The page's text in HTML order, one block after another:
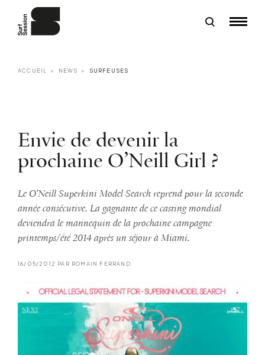
ACCUEIL NEWS SURFEUSES
Envie de devenir la
prochaine O’Neill Girl ?
Le O'Neill Superkini Model Search reprend pour la seconde
année consécutive. La gagnante de ce casting mondial
deviendra le mannequin de la prochaine campagne
printemps/été 2014 après un séjour à Miami.
16/05/2012 PAR ROMAIN FERRAND